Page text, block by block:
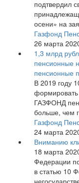
подтвердил
осени» на
Газфонд
26 марта
1,3 млрд
пенсионные
пенсионные
В 2019 году
ГАЗФОНД
больше, чем
Газфонд
24 марта
Вниманию
18 марта
Федерации
в статью 10